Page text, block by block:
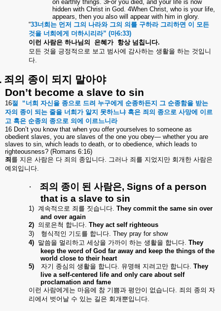
on earthly things. 3For you died, and your life is now
hidden with Christ in God. 4When Christ, who is your life,
appears, then you also will appear with him in glory.
“33너희는 먼저 그의 나라와 그의 의를 구하라 그리하면 이 모든
것을 너희에게 더하시리라” (마6:33)
이런 사람은 하나님의 은혜가 항상 넘칩니다.
모든 것을 긍정적으로 보고 범사에 감사하는 생활을 하는 것입니
다
죄의 종이 되지 말아야
Don’t become a slave to sin
16절 “너희 자신을 종으로 드려 누구에게 순종하든지 그 순종함을 받는
자의 종이 되는 줄을 너희가 알지 못하느냐 혹은 죄의 종으로 사망에 이르
고 혹은 순종의 종으로 의에 이르느니라
16 Don’t you know that when you offer yourselves to someone as
obedient slaves, you are slaves of the one you obey— whether you are
slaves to sin, which leads to death, or to obedience, which leads to
righteousness? (Romans 6:16)
죄를 지은 사람은 다 죄의 종입니다 그러나 죄를 지었지만 회개한 사람은
예외입니다
· 죄의 종이 된 사람은, Signs of a person
that is a slave to sin
1) 계속적으로 죄를 짓습니다 They commit the same sin over
and over again
2) 의로은척 합니다 They act self righteous
3)
형식적인 기도를 합니다 They pray for show
4) 말씀을 멀리하고 세상을 가까이 하는 생활을 합니다 They
keep the word of God far away and keep the things of the
world close to their heart
5)
자기 종심의 생활을 합니다 유명해 지려고만 합니다 They
live a self-centered life and only care about self
proclamation and fame
이런 사람에게는 마음에 참 기쁨과 평안이 없습니다 죄의 종의 자
리에서 벗어날 수 있는 길은 회개뿐입니다